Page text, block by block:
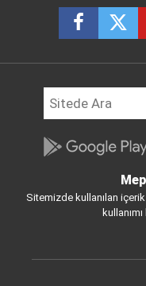
Sitemizde kullanılan